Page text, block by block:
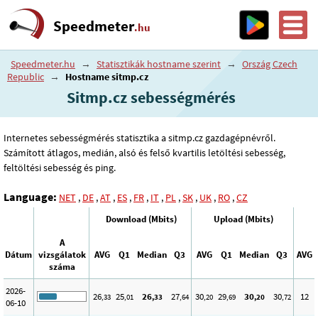
Speedmeter.hu
Speedmeter.hu → Statisztikák hostname szerint →
Ország Czech
Republic → Hostname sitmp.cz
Sitmp.cz sebességmérés
Internetes sebességmérés statisztika a sitmp.cz gazdagépnévről.
Számított átlagos, medián, alsó és felső kvartilis letöltési sebesség,
feltöltési sebesség és ping.
Language: NET , DE ,AT , ES , FR , IT , PL ,SK , UK , RO ,CZ
Download (Mbits) Upload (Mbits)
Dátum
A
vizsgálatok
száma
AVG Q1 Median Q3 AVG Q1 Median Q3 AVG
2026-
06-10
26,33 25,01 26,33 27,64 30,20 29,69 30,20 30,72 12